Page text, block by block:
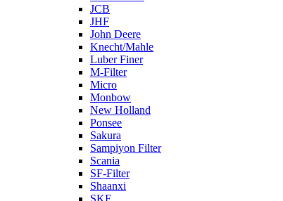
JCB
JHF
John Deere
Knecht/Mahle
Luber Finer
M-Filter
Micro
Monbow
New Holland
Ponsee
Sakura
Sampiyon Filter
Scania
SF-Filter
Shaanxi
SKF